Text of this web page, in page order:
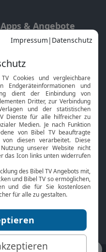
Apps & Angebote
Mobile App
Smart TV
HbbTV
Bibelthek Online-Bibel
Nächster Gottesdienst
Service
Kontakt
TV-Empfang